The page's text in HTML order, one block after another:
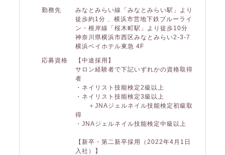
勤務先
みなとみらい線「みなとみらい駅」より
徒歩約1分 、横浜市営地下鉄ブルーライ
ン・根岸線「桜木町駅」より徒歩10分
神奈川県横浜市西区みなとみらい2-3-7
横浜ベイホテル東急 4F
応募資格
【中途採用】
サロン経験者で下記いずれかの資格取得
者
・ネイリスト技能検定2級以上
・ネイリスト技能検定3級以上
＋JNAジェルネイル技能検定初級取
得
・JNAジェルネイル技能検定中級以上
【新卒・第二新卒採用（2022年4月1日
入社）】